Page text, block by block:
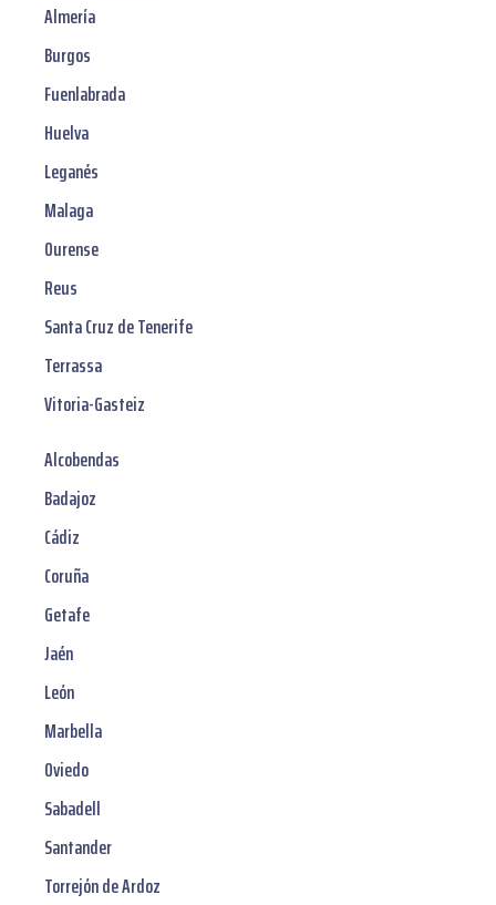
Almería
Burgos
Fuenlabrada
Huelva
Leganés
Malaga
Ourense
Reus
Santa Cruz de Tenerife
Terrassa
Vitoria-Gasteiz
Alcobendas
Badajoz
Cádiz
Coruña
Getafe
Jaén
León
Marbella
Oviedo
Sabadell
Santander
Torrejón de Ardoz